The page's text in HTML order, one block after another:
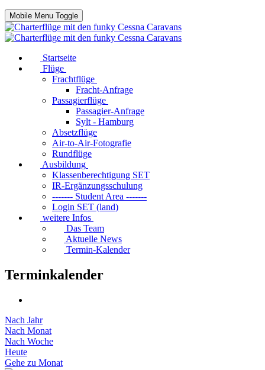
Mobile Menu Toggle
Startseite
Flüge
Frachtflüge
Fracht-Anfrage
Passagierflüge
Passagier-Anfrage
Sylt - Hamburg
Absetzflüge
Air-to-Air-Fotografie
Rundflüge
Ausbildung
Klassenberechtigung SET
IR-Ergänzungsschulung
------- Student Area -------
Login SET (land)
weitere Infos
Das Team
Aktuelle News
Termin-Kalender
Terminkalender
Nach Jahr
Nach Monat
Nach Woche
Heute
Gehe zu Monat